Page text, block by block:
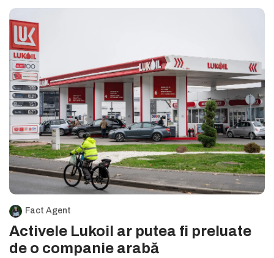
Fact Agent
Activele Lukoil ar putea fi preluate
de o companie arabă